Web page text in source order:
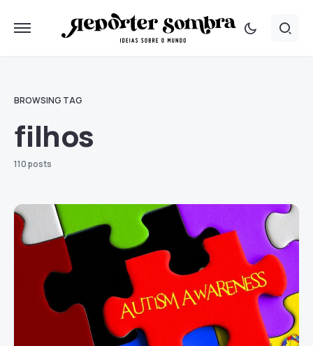
BROWSING TAG
filhos
110 posts